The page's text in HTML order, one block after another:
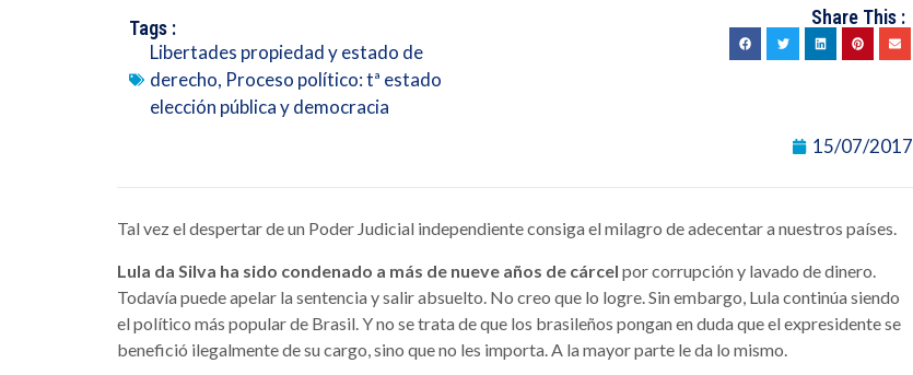
Tags :
Libertades propiedad y estado de
derecho, Proceso político: tª estado
elección pública y democracia
Share This :
15/07/2017
Tal vez el despertar de un Poder Judicial independiente consiga el milagro de adecentar a nuestros países.
Lula da Silva ha sido condenado a más de nueve años de cárcel por corrupción y lavado de dinero.
Todavía puede apelar la sentencia y salir absuelto. No creo que lo logre. Sin embargo, Lula continúa siendo
el político más popular de Brasil. Y no se trata de que los brasileños pongan en duda que el expresidente se
benefició ilegalmente de su cargo, sino que no les importa. A la mayor parte le da lo mismo.